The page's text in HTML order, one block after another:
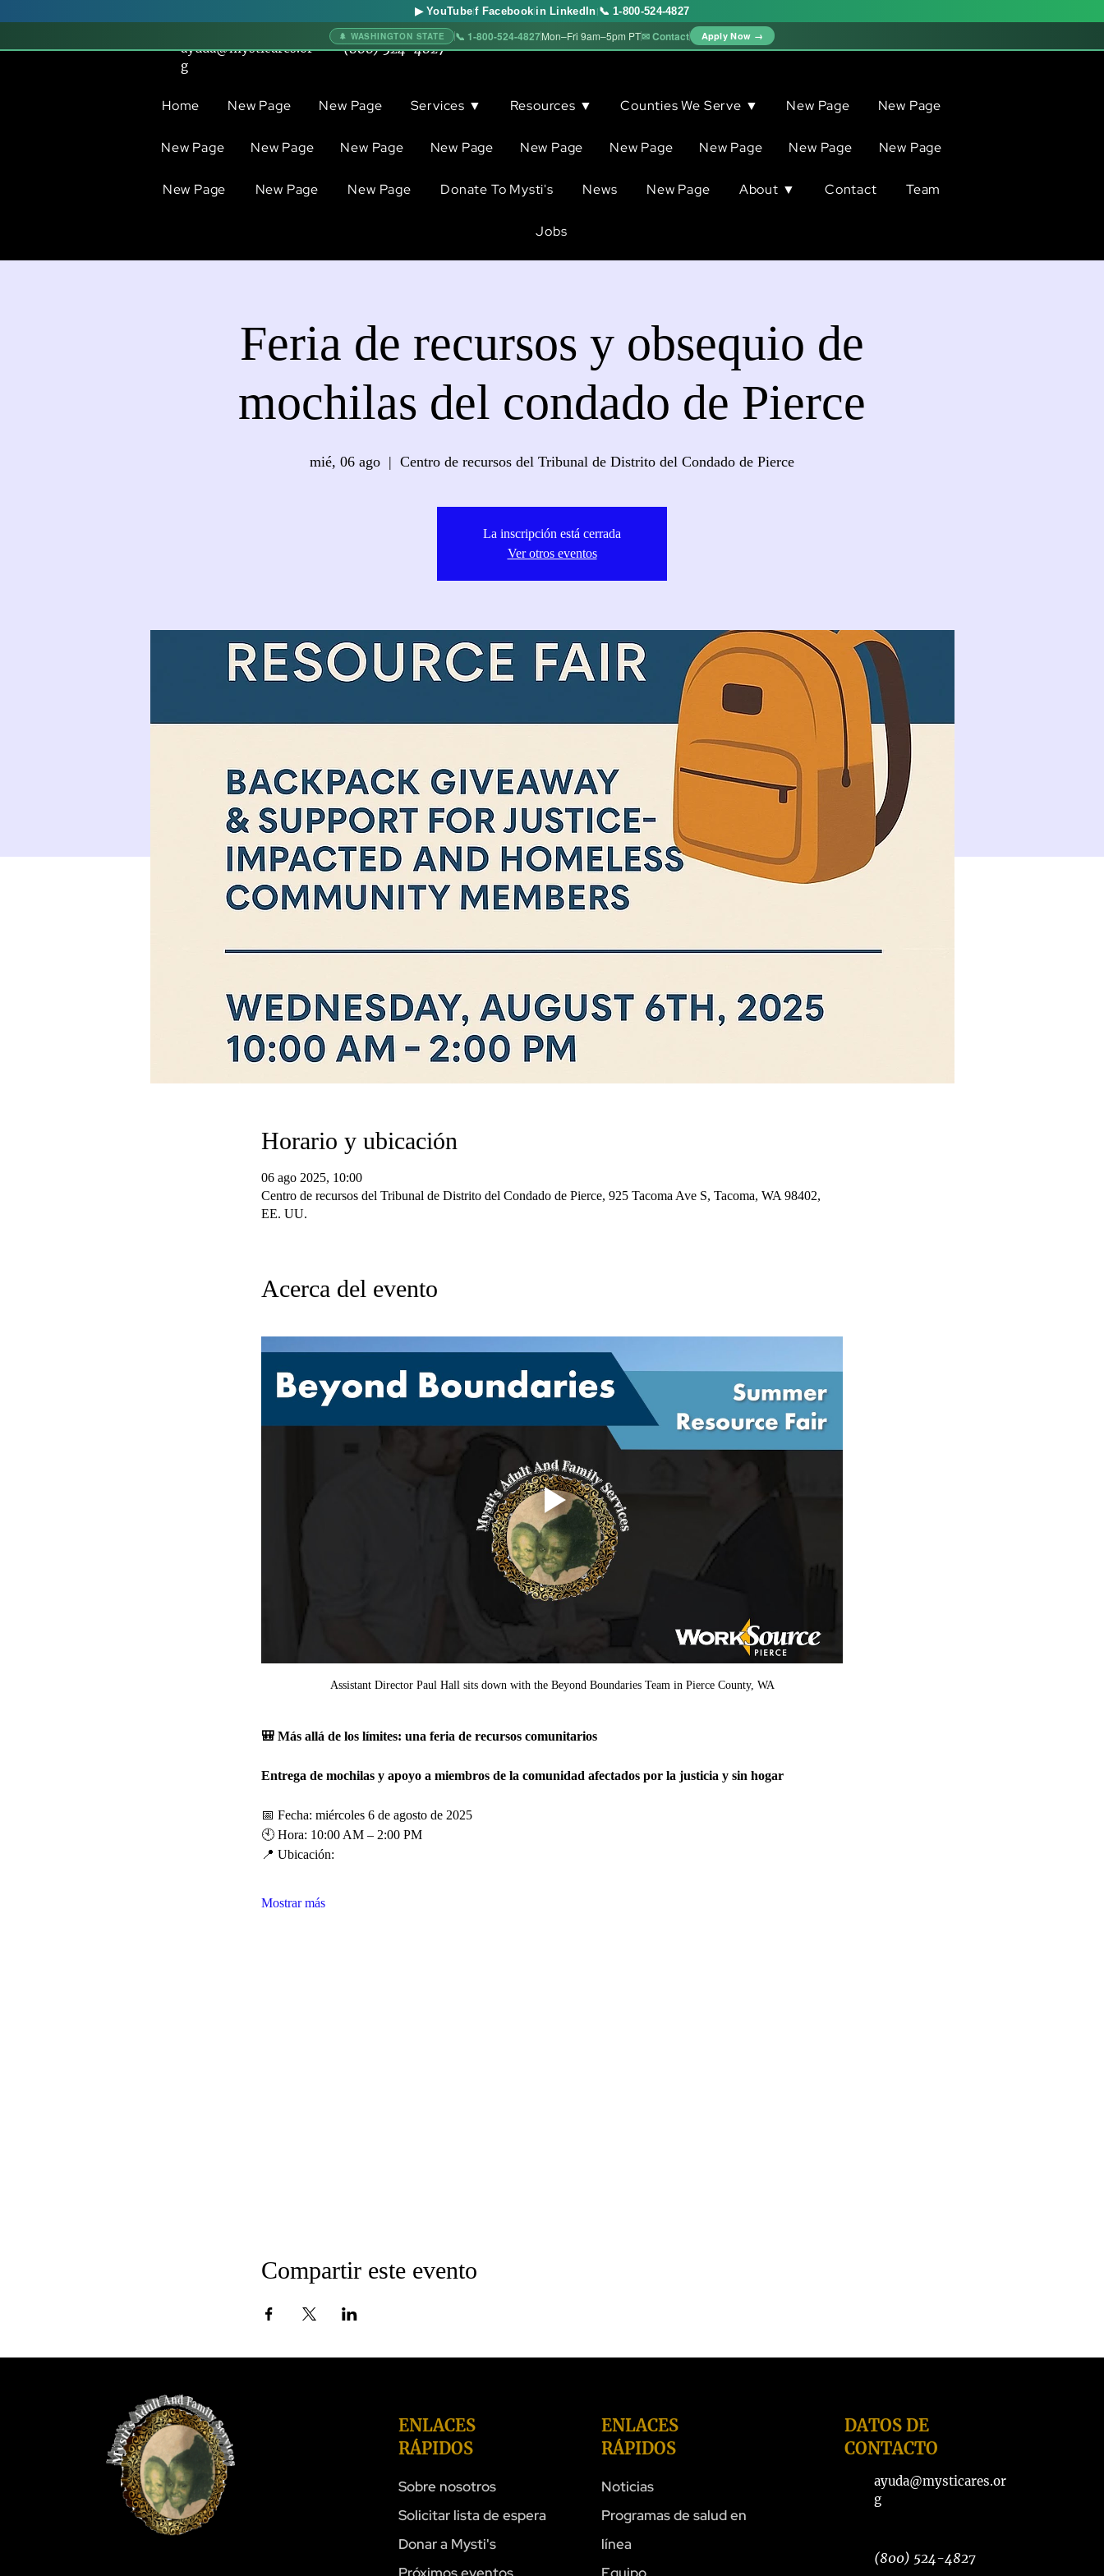
ayuda@mysticares.or
g
(800) 524-4827
Home New Page New Page Services ▼ Resources ▼ Counties We Serve ▼ New Page New Page
New Page New Page New Page New Page New Page New Page New Page New Page New Page
New Page New Page New Page Donate To Mysti's News New Page About ▼ Contact Team
Jobs
Feria de recursos y obsequio de
mochilas del condado de Pierce
mié, 06 ago
  |
Centro de recursos del Tribunal de Distrito del Condado de Pierce
La inscripción está cerrada
Ver otros eventos
Horario y ubicación
06 ago 2025, 10:00
Centro de recursos del Tribunal de Distrito del Condado de Pierce, 925 Tacoma Ave S, Tacoma, WA 98402,
EE. UU.
Acerca del evento
Assistant Director Paul Hall sits down with the Beyond Boundaries Team in Pierce County, WA
🎒 Más allá de los límites: una feria de recursos comunitarios
Entrega de mochilas y apoyo a miembros de la comunidad afectados por la justicia y sin hogar
📅 Fecha: miércoles 6 de agosto de 2025
🕙 Hora: 10:00 AM – 2:00 PM
📍 Ubicación:
Mostrar más
Compartir este evento
ENLACES
RÁPIDOS
Sobre nosotros
Solicitar lista de espera
Donar a Mysti's
ENLACES
RÁPIDOS
Noticias
Programas de salud en
línea
DATOS DE
CONTACTO
ayuda@mysticares.or
g
(800) 524-4827
▶ YouTube|f Facebook|in LinkedIn|📞 1-800-524-4827
🌲 WASHINGTON STATE 📞 1-800-524-4827Mon–Fri 9am–5pm PT✉ Contact Apply Now →